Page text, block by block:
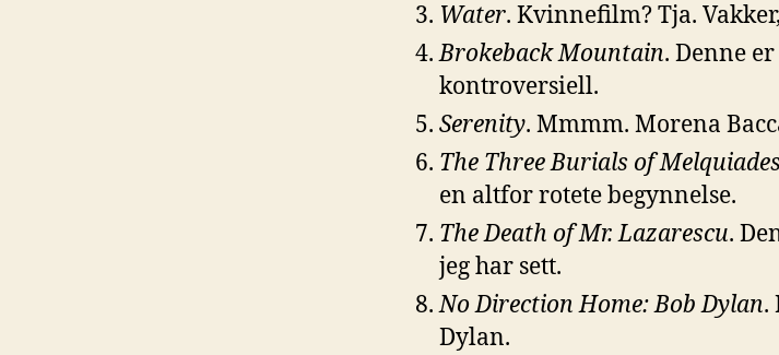
Water. Kvinnefilm? Tja.
Brokeback Mountain. Denne
kontroversiell.
Serenity. Mmmm. Morena
The Three Burials of
en altfor rotete begynnelse.
The Death of Mr. Lazarescu.
jeg har sett.
No Direction Home: Bob Dylan.
Dylan.